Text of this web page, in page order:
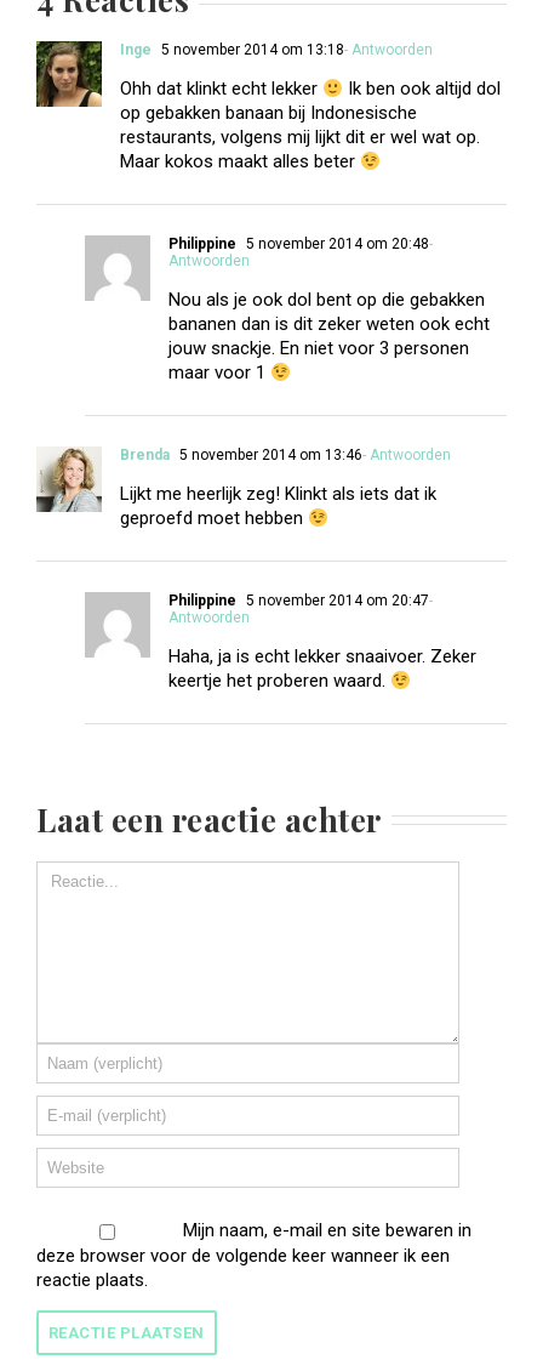
Inge 5 november 2014 om 13:18- Antwoorden
Ohh dat klinkt echt lekker
Ik ben ook altijd dol
op gebakken banaan bij Indonesische
restaurants, volgens mij lijkt dit er wel wat op.
Maar kokos maakt alles beter
Philippine 5 november 2014 om 20:48-
Antwoorden
Nou als je ook dol bent op die gebakken
bananen dan is dit zeker weten ook echt
jouw snackje. En niet voor 3 personen
maar voor 1
Brenda 5 november 2014 om 13:46- Antwoorden
Lijkt me heerlijk zeg! Klinkt als iets dat ik
geproefd moet hebben
Philippine 5 november 2014 om 20:47-
Antwoorden
Haha, ja is echt lekker snaaivoer. Zeker
keertje het proberen waard.
Laat een reactie achter
Mijn naam, e-mail en site bewaren in
deze browser voor de volgende keer wanneer ik een
reactie plaats.